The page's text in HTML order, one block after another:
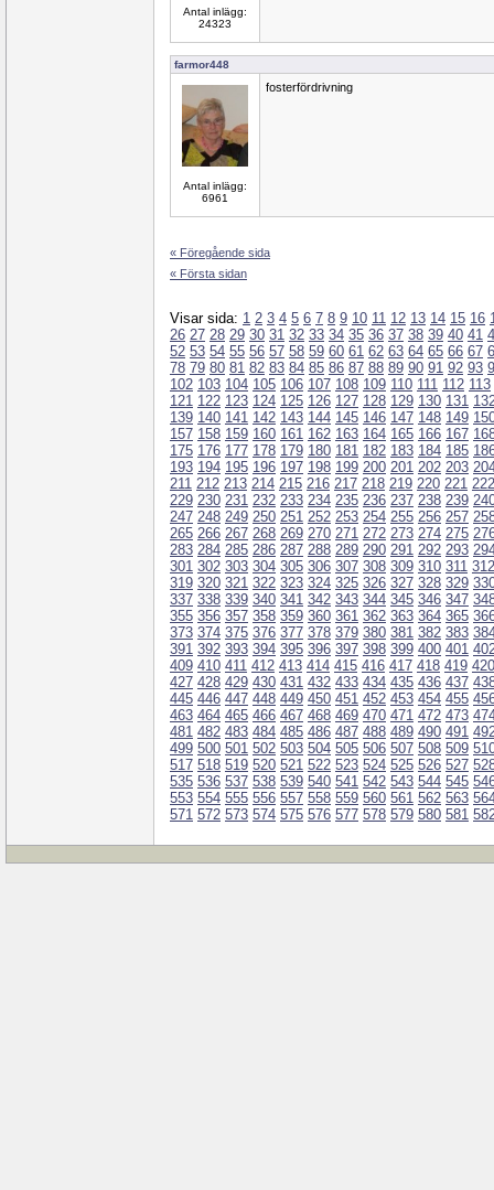
Antal inlägg:
24323
farmor448
Antal inlägg:
6961
fosterfördrivning
« Föregående sida
« Första sidan
Visar sida: 1 2 3 4 5 6 7 8 9 10 11 12 13 14 15 16
26 27 28 29 30 31 32 33 34 35 36 37 38 39 40 41
52 53 54 55 56 57 58 59 60 61 62 63 64 65 66 67
78 79 80 81 82 83 84 85 86 87 88 89 90 91 92 93
102 103 104 105 106 107 108 109 110 111 112 113
121 122 123 124 125 126 127 128 129 130 131
139 140 141 142 143 144 145 146 147 148 149
157 158 159 160 161 162 163 164 165 166 167
175 176 177 178 179 180 181 182 183 184 185
193 194 195 196 197 198 199 200 201 202 203
211 212 213 214 215 216 217 218 219 220 221 222
229 230 231 232 233 234 235 236 237 238 239
247 248 249 250 251 252 253 254 255 256 257
265 266 267 268 269 270 271 272 273 274 275
283 284 285 286 287 288 289 290 291 292 293
301 302 303 304 305 306 307 308 309 310 311 312
319 320 321 322 323 324 325 326 327 328 329
337 338 339 340 341 342 343 344 345 346 347
355 356 357 358 359 360 361 362 363 364 365
373 374 375 376 377 378 379 380 381 382 383
391 392 393 394 395 396 397 398 399 400 401
409 410 411 412 413 414 415 416 417 418 419 420
427 428 429 430 431 432 433 434 435 436 437
445 446 447 448 449 450 451 452 453 454 455
463 464 465 466 467 468 469 470 471 472 473
481 482 483 484 485 486 487 488 489 490 491
499 500 501 502 503 504 505 506 507 508 509
517 518 519 520 521 522 523 524 525 526 527
535 536 537 538 539 540 541 542 543 544 545
553 554 555 556 557 558 559 560 561 562 563
571 572 573 574 575 576 577 578 579 580 581